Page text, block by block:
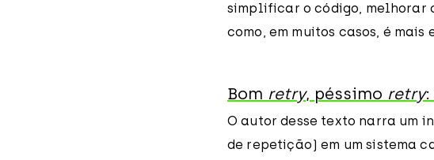
simplificar o código, melhorar
como, em muitos casos, é
Bom retry, péssimo retry:
O autor desse texto narra um
de repetição) em um sistema